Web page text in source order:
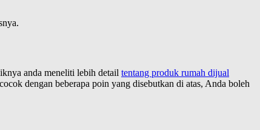
anda meneliti lebih detail tentang produk rumah dijual
dengan beberapa poin yang disebutkan di atas, Anda boleh